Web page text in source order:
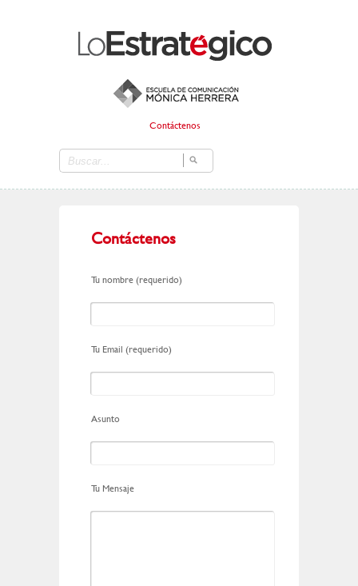
Contáctenos
Contáctenos
Tu nombre (requerido)
Tu Email (requerido)
Asunto
Tu Mensaje